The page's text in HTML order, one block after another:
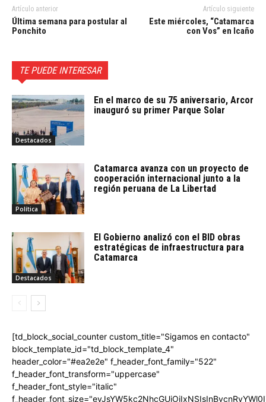
Artículo anterior
Última semana para postular al
Ponchito
Artículo siguiente
Este miércoles, “Catamarca
con Vos” en Icaño
TE PUEDE INTERESAR
Destacados
En el marco de su 75 aniversario, Arcor
inauguró su primer Parque Solar
Política
Catamarca avanza con un proyecto de
cooperación internacional junto a la
región peruana de La Libertad
Destacados
El Gobierno analizó con el BID obras
estratégicas de infraestructura para
Catamarca
[td_block_social_counter custom_title="Sigamos en contacto"
block_template_id="td_block_template_4"
header_color="#ea2e2e" f_header_font_family="522"
f_header_font_transform="uppercase"
f_header_font_style="italic"